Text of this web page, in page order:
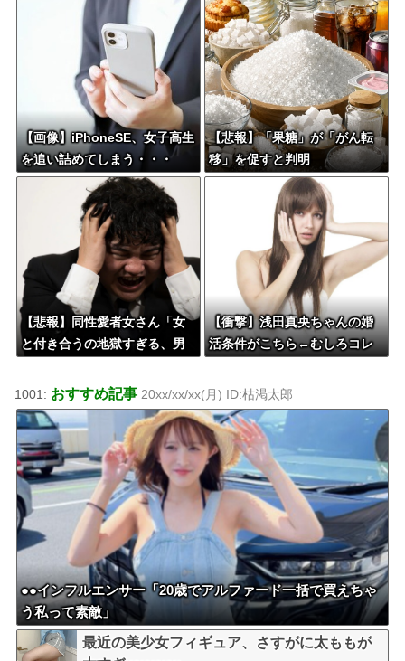
【画像】iPhoneSE、女子高生
を追い詰めてしまう・・・
【悲報】「果糖」が「がん転
移」を促すと判明
【悲報】同性愛者女さん「女
と付き合うの地獄すぎる、男
←コレは同意せざるおえない
と話題に
【衝撃】浅田真央ちゃんの婚
活条件がこちら←むしろコレ
w w
1001: おすすめ記事 20xx/xx/xx(月) ID:枯渇太郎
●●インフルエンサー「20歳でアルファード一括で買えちゃ
う私って素敵」
最近の美少女フィギュア、さすがに太ももが